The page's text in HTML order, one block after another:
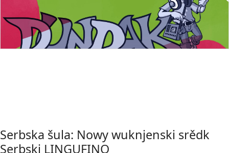
Serbska šula: Nowy wuknjenski srědk
Serbski LINGUFINO